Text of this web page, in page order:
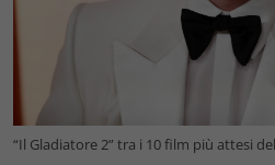
“Il Gladiatore 2” tra i 10 film più attesi